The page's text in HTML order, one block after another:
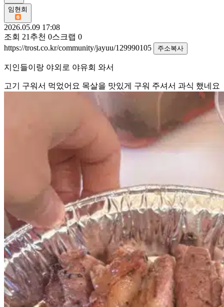
임현희
2026.05.09 17:08
조회 21 추천 0스크랩 0
https://trost.co.kr/community/jayuu/129990105
주소복사
지인들이랑 야외로 야유회 와서
고기 구워서 먹었어요 목살을 맛있게 구워 주셔서 과식 했네요